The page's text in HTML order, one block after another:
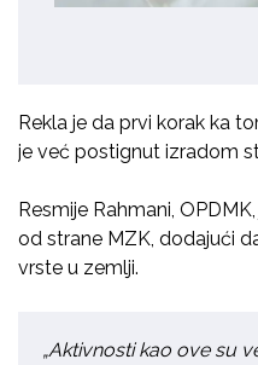
Rekla je da prvi korak ka
je već postignut izradom
Resmije Rahmani,
od strane MZK, dodajući
vrste u zemlji.
„Aktivnosti kao ove su